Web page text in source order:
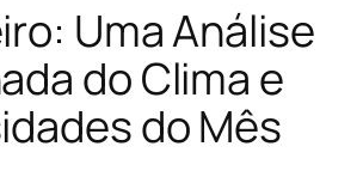
Uma Análise
do Clima e
do Mês